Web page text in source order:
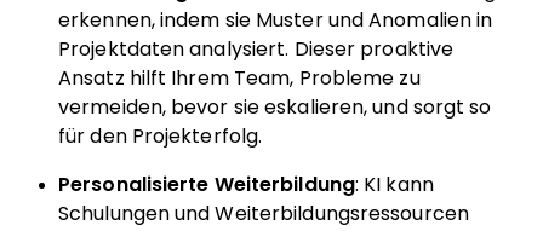
erkennen, indem sie Muster und Anomalien in
Projektdaten analysiert. Dieser proaktive
Ansatz hilft Ihrem Team, Probleme zu
vermeiden, bevor sie eskalieren, und sorgt so
für den Projekterfolg.
Personalisierte Weiterbildung: KI kann
Schulungen und Weiterbildungsressourcen